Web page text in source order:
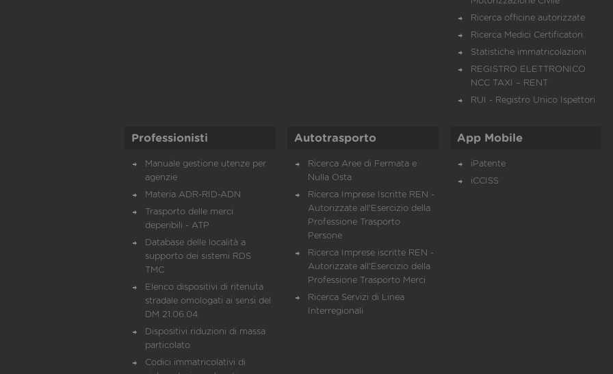
Ricerca officine autorizzate
Ricerca Medici Certificatori
Statistiche immatricolazioni
REGISTRO ELETTRONICO
NCC TAXI – RENT
RUI - Registro Unico Ispettori
Professionisti
Manuale gestione utenze per
agenzie
Materia ADR-RID-ADN
Trasporto delle merci
deperibili - ATP
Database delle località a
supporto dei sistemi RDS
TMC
Elenco dispositivi di ritenuta
stradale omologati ai sensi del
DM 21.06.04
Dispositivi riduzioni di massa
particolato
Codici immatricolativi di
Autotrasporto
Ricerca Aree di Fermata e
Nulla Osta
Ricerca Imprese Iscritte REN -
Autorizzate all'Esercizio della
Professione Trasporto
Persone
Ricerca Imprese iscritte REN -
Autorizzate all'Esercizio della
Professione Trasporto Merci
Ricerca Servizi di Linea
Interregionali
App Mobile
iPatente
iCCISS